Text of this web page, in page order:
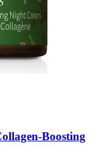
​Boosting